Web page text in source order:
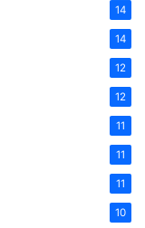
14
14
12
12
11
11
11
10